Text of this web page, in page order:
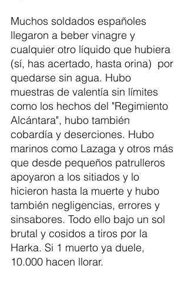
Muchos soldados españoles
llegaron a beber vinagre y
cualquier otro líquido que hubiera
(sí, has acertado, hasta orina)  por
quedarse sin agua. Hubo
muestras de valentía sin límites
como los hechos del "Regimiento
Alcántara", hubo también
cobardía y deserciones. Hubo
marinos como Lazaga y otros más
que desde pequeños patrulleros
apoyaron a los sitiados y lo
hicieron hasta la muerte y hubo
también negligencias, errores y
sinsabores. Todo ello bajo un sol
brutal y cosidos a tiros por la
Harka. Si 1 muerto ya duele,
10.000 hacen llorar.